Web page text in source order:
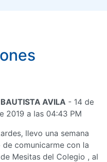
AVILA - 14 de
2019 a las 04:43 PM
llevo una semana
comunicarme con la
Mesitas del Colegio , al